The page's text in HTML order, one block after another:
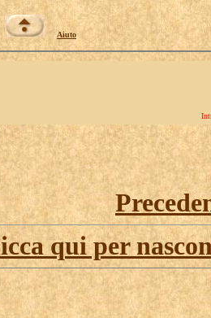
Aiuto
qui per